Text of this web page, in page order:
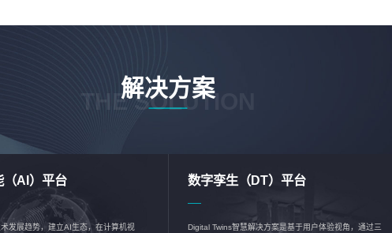
解决方案
THE SOLUTION
（AI）平台
发展趋势，建立AI生态，在计算机视
数字孪生（DT）平台
Digital Twins智慧解决方案是基于用户体验视角，通过三